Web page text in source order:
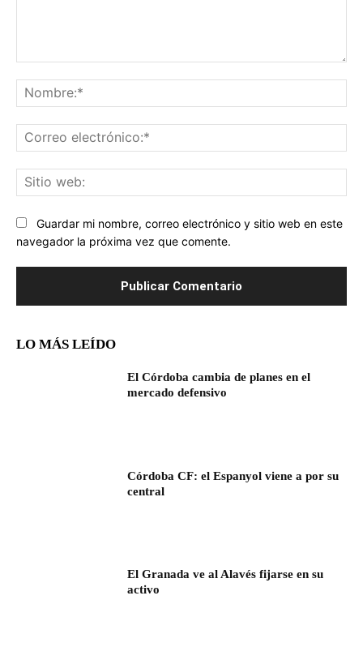
Guardar mi nombre, correo electrónico y sitio web en este
navegador la próxima vez que comente.
LO MÁS LEÍDO
El Córdoba cambia de planes en el
mercado defensivo
Córdoba CF: el Espanyol viene a por su
central
El Granada ve al Alavés fijarse en su
activo